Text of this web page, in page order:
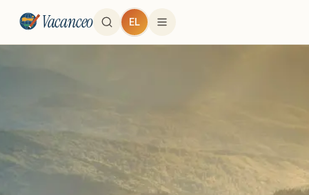
Vacanceo EL